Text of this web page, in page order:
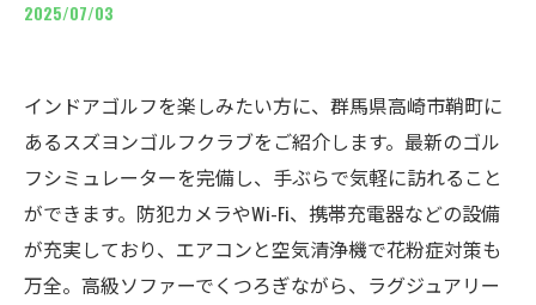
2025/07/03
インドアゴルフを楽しみたい方に、群馬県高崎市鞘町に
あるスズヨンゴルフクラブをご紹介します。最新のゴル
フシミュレーターを完備し、手ぶらで気軽に訪れること
ができます。防犯カメラやWi-Fi、携帯充電器などの設備
が充実しており、エアコンと空気清浄機で花粉症対策も
万全。高級ソファーでくつろぎながら、ラグジュアリー